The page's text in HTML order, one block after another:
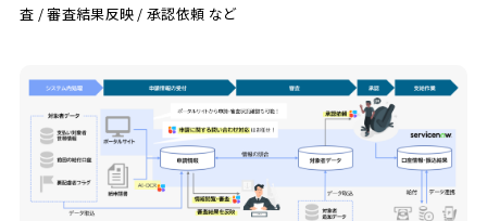
査 / 審査結果反映 / 承認依頼 など